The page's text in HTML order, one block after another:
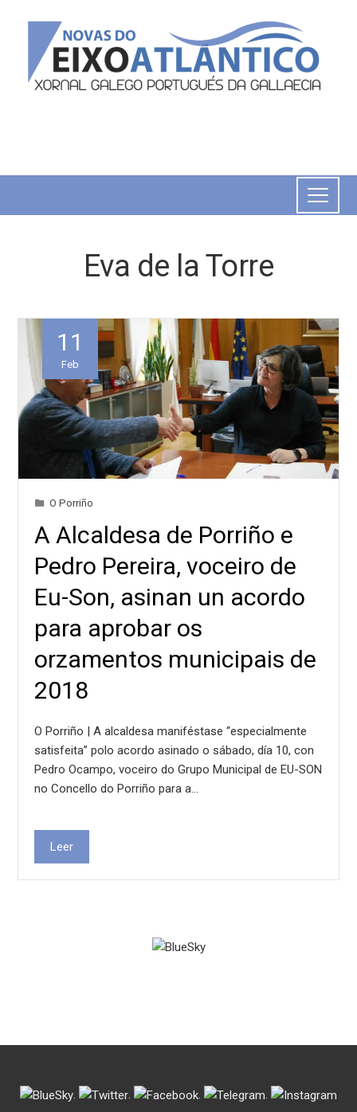
Eva de la Torre
11
Feb
O Porriño
A Alcaldesa de Porriño e
Pedro Pereira, voceiro de
Eu-Son, asinan un acordo
para aprobar os
orzamentos municipais de
2018
O Porriño | A alcaldesa maniféstase “especialmente
satisfeita” polo acordo asinado o sábado, día 10, con
Pedro Ocampo, voceiro do Grupo Municipal de EU-SON
no Concello do Porriño para a…
Leer
. . . .